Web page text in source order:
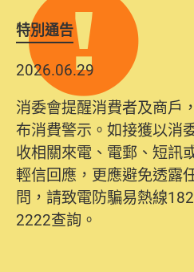
特別通告
2026.06.29
消委會提醒消費者及商戶
布消費警示。如接獲以消
收相關來電、電郵、短訊
輕信回應，更應避免透露
問，請致電防騙易熱線
2222查詢。